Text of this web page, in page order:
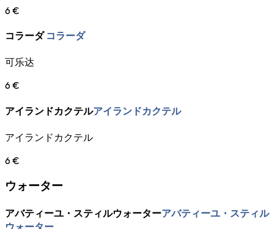
6 €
コラーダ コラーダ
可乐达
6 €
アイランドカクテルアイランドカクテル
アイランドカクテル
6 €
ウォーター
アバティーユ・スティルウォーターアバティーユ・スティル
ウォーター